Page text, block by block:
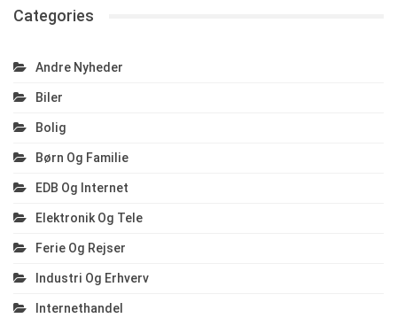
Categories
Andre Nyheder
Biler
Bolig
Børn Og Familie
EDB Og Internet
Elektronik Og Tele
Ferie Og Rejser
Industri Og Erhverv
Internethandel